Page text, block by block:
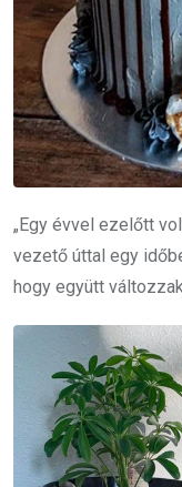
„Egy évvel ezelőtt
vezető úttal egy
hogy együtt